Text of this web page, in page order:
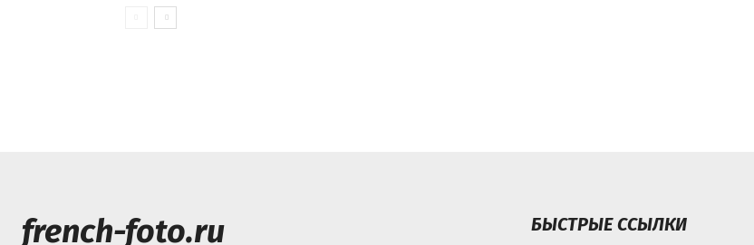
french-foto.ru БЫСТРЫЕ ССЫЛКИ